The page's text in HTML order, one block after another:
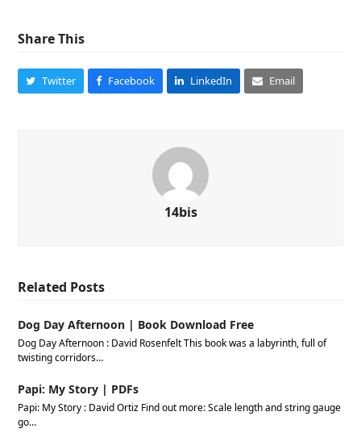
Share This
Twitter Facebook LinkedIn Email
14bis
Related Posts
Dog Day Afternoon | Book Download Free
Dog Day Afternoon : David Rosenfelt This book was a labyrinth, full of
twisting corridors…
Papi: My Story | PDFs
Papi: My Story : David Ortiz Find out more: Scale length and string gauge
go…